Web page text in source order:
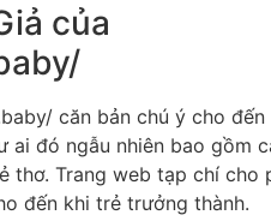
của
căn bản chú ý cho
ai đó ngẫu nhiên bao gồm
thơ. Trang web tạp chí cho
đến khi trẻ trưởng thành.